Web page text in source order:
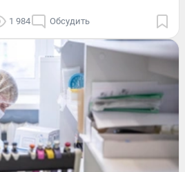
1 984 Обсудить